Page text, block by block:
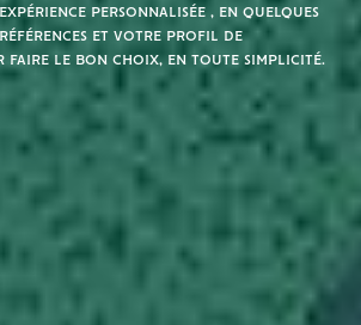
personnalisée , en quelques
et votre profil de
faire le bon choix, en toute simplicité.